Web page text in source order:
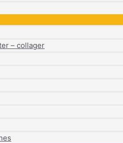
– collager